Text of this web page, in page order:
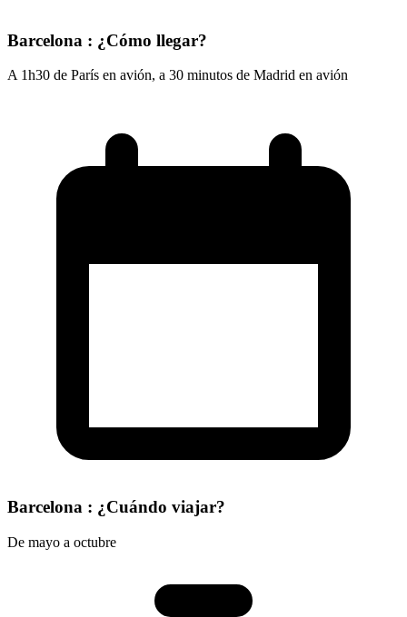
Barcelona : ¿Cómo llegar?
A 1h30 de París en avión, a 30 minutos de Madrid en avión
Barcelona : ¿Cuándo viajar?
De mayo a octubre